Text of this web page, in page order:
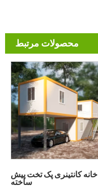
محصولات مرتبط
خانه کانتینری پک تخت پیش
ساخته